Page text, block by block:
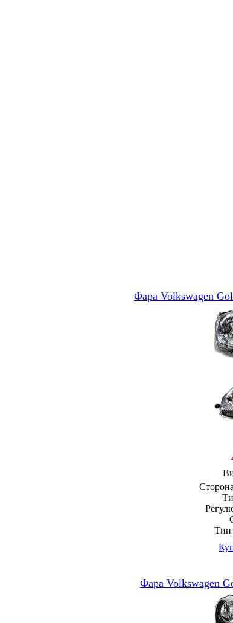
Фара Volkswagen
Тип
Фара Volkswagen